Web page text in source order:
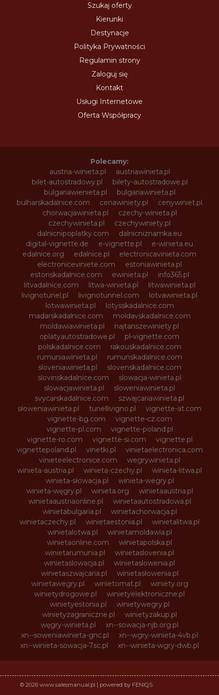
Szukaj oferty
Kierunki
Destynacje
Polityka Prywatności
Regulamin strony
Zaloguj się
Kontakt
Usługi Internetowe
Oferta Współpracy
Polecamy:
austria-winieta.pl
austriawinieta.pl
bilet-autostradowy.pl
bilety-autostradowe.pl
bulgariawienieta.pl
bulgariawinieta.pl
bulharskadalnice.com
cenawiniety.pl
cenywiniet.pl
chorwacjawinieta.pl
czechy-winieta.pl
czechywinieta.pl
czechywiniety.pl
dalnicnipoplatky.com
dalnicniznamka.eu
digital-vignette.de
e-vignette.pl
e-winieta.eu
edalnice.org
edalnice.pl
electronicavinieta.com
electroniceviniete.com
estoniawinieta.pl
estonskadalnice.com
ewinieta.pl
info365.pl
litvadalnice.com
litwa-winieta.pl
litwawinieta.pl
livignotunel.pl
livignotunnel.com
lotvawinieta.pl
lotwawinieta.pl
lotysskadalnice.com
madarskadalnice.com
moldavskadalnice.com
moldawiawinieta.pl
najtanszewiniety.pl
oplatyautostradowe.pl
pl-vignette.com
polskadalnice.com
rakouskadalnice.com
rumuniawinieta.pl
rumunskadalnice.com
sloveniawinieta.pl
slovenskadalnice.com
slovinskadalnice.com
slowacja-winieta.pl
slowacjawinieta.pl
sloweniawinieta.pl
svycarskadalnice.com
szwajcariawinieta.pl
słoweniawinieta.pl
tunellivigno.pl
vignette-at.com
vignette-bg.com
vignette-cz.com
vignette-pl.com
vignette-poland.pl
vignette-ro.com
vignette-si.com
vignette.pl
vignettepoland.pl
vinetki.pl
vinietaelectronica.com
vinieteelectronice.com
wegrywinieta.pl
winieta-austria.pl
winieta-czechy.pl
winieta-litwa.pl
winieta-słowacja.pl
winieta-wegry.pl
winieta-węgry.pl
winieta.org
winietaaustria.pl
winietaaustriaonline.pl
winietaautostradowa.pl
winietabulgaria.pl
winietachorwacja.pl
winietaczechy.pl
winietaestonia.pl
winietalitwa.pl
winietalotwa.pl
winietamoldawia.pl
winietaonline.com
winietapolska.pl
winietarumunia.pl
winietaslovenia.pl
winietaslowacja.pl
winietaslowenia.pl
winietaszwajcaria.pl
winietasłowenia.pl
winietawegry.pl
winietomat.pl
winiety.org
winietydrogowe.pl
winietyelektroniczne.pl
winietyestonia.pl
winietywegry.pl
winietyzagraniczne.pl
winietyzakup.pl
węgry-winieta.pl
xn--sowacja-njb.org.pl
xn--soweniawinieta-gnc.pl
xn--wgry-winieta-4vb.pl
xn--winieta-sowacja-7sc.pl
xn--winieta-wgry-dwb.pl
© 2026 www.salesmanual.pl | powered by FENIQS